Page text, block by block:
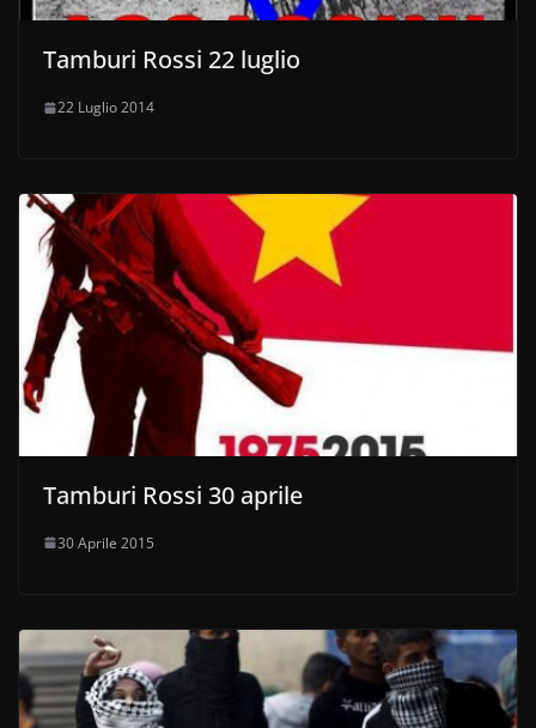
Tamburi Rossi 22 luglio
22 Luglio 2014
Tamburi Rossi 30 aprile
30 Aprile 2015